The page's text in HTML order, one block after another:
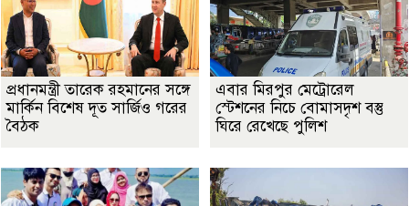
প্রধানমন্ত্রী তারেক রহমানের সঙ্গে
মার্কিন বিশেষ দূত সার্জিও গরের
বৈঠক
এবার মিরপুর মেট্রোরেল
স্টেশনের নিচে বোমাসদৃশ বস্তু
ঘিরে রেখেছে পুলিশ